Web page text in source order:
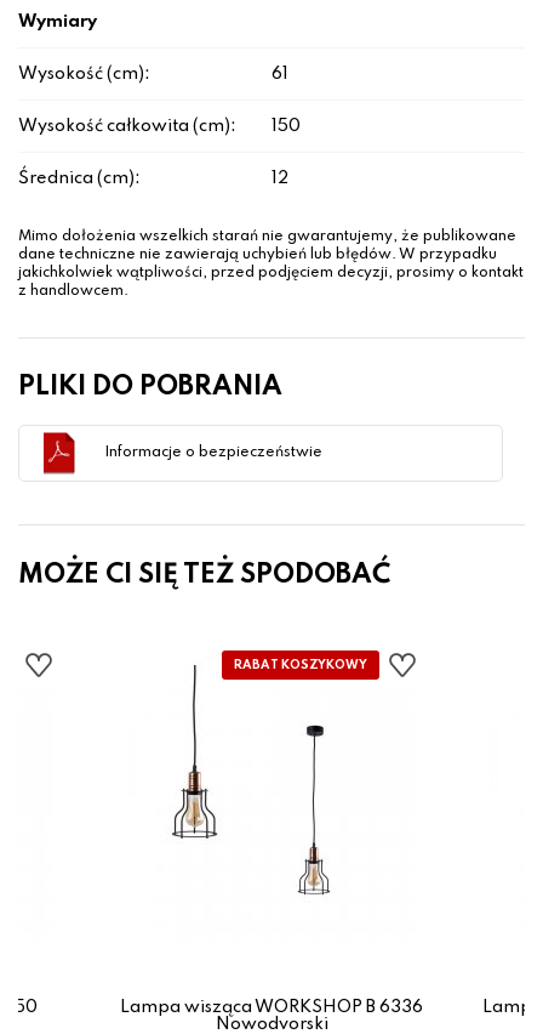
Wymiary
Wysokość (cm): 61
Wysokość całkowita (cm): 150
Średnica (cm): 12
Mimo dołożenia wszelkich starań nie gwarantujemy, że publikowane
dane techniczne nie zawierają uchybień lub błędów. W przypadku
jakichkolwiek wątpliwości, przed podjęciem decyzji, prosimy o kontakt
z handlowcem.
PLIKI DO POBRANIA
Informacje o bezpieczeństwie
MOŻE CI SIĘ TEŻ SPODOBAĆ
Lampa wisząca WORKSHOP B 6336
Nowodvorski